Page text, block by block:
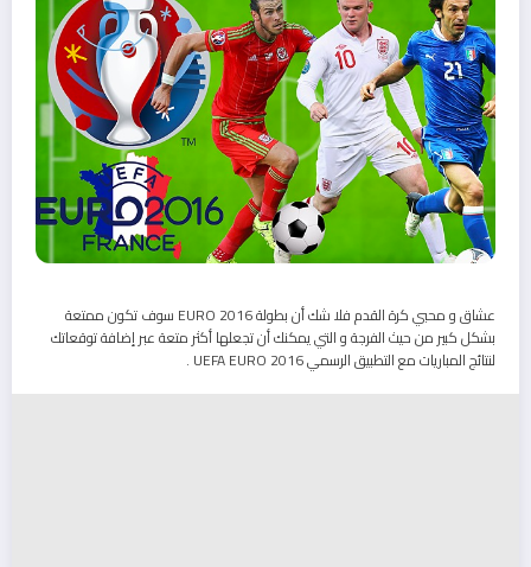
عشاق و محبي كرة القدم فلا شك أن بطولة EURO 2016 سوف تكون ممتعة
بشكل كبير من حيث الفرجة و التي يمكنك أن تجعلها أكثر متعة عبر إضافة توقعاتك
لنتائج المباريات مع التطبيق الرسمي UEFA EURO 2016 .